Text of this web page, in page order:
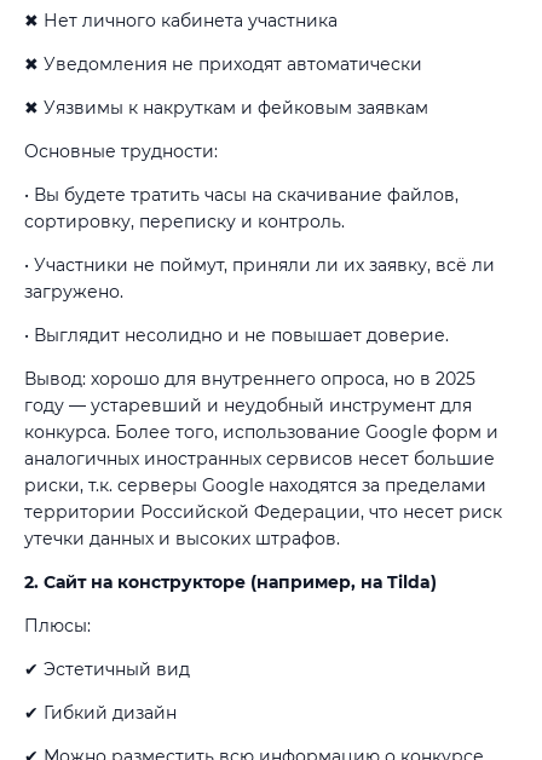
✖ Нет личного кабинета участника
✖ Уведомления не приходят автоматически
✖ Уязвимы к накруткам и фейковым заявкам
Основные трудности:
• Вы будете тратить часы на скачивание файлов,
сортировку, переписку и контроль.
• Участники не поймут, приняли ли их заявку, всё ли
загружено.
• Выглядит несолидно и не повышает доверие.
Вывод: хорошо для внутреннего опроса, но в 2025
году — устаревший и неудобный инструмент для
конкурса. Более того, использование Google форм и
аналогичных иностранных сервисов несет большие
риски, т.к. серверы Google находятся за пределами
территории Российской Федерации, что несет риск
утечки данных и высоких штрафов.
2. Сайт на конструкторе (например, на Tilda)
Плюсы:
✔ Эстетичный вид
✔ Гибкий дизайн